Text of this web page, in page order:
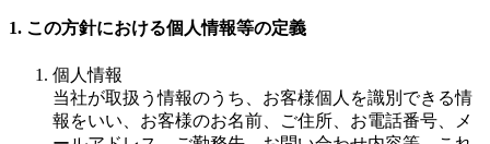
1. この方針における個人情報等の定義
個人情報
当社が取扱う情報のうち、お客様個人を識別できる情
報をいい、お客様のお名前、ご住所、お電話番号、メ